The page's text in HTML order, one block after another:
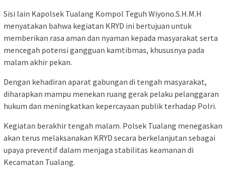
Sisi lain Kapolsek Tualang Kompol Teguh Wiyono.S.H.M.H
menyatakan bahwa kegiatan KRYD ini bertujuan untuk
memberikan rasa aman dan nyaman kepada masyarakat serta
mencegah potensi gangguan kamtibmas, khususnya pada
malam akhir pekan.
Dengan kehadiran aparat gabungan di tengah masyarakat,
diharapkan mampu menekan ruang gerak pelaku pelanggaran
hukum dan meningkatkan kepercayaan publik terhadap Polri.
Kegiatan berakhir tengah malam. Polsek Tualang menegaskan
akan terus melaksanakan KRYD secara berkelanjutan sebagai
upaya preventif dalam menjaga stabilitas keamanan di
Kecamatan Tualang.